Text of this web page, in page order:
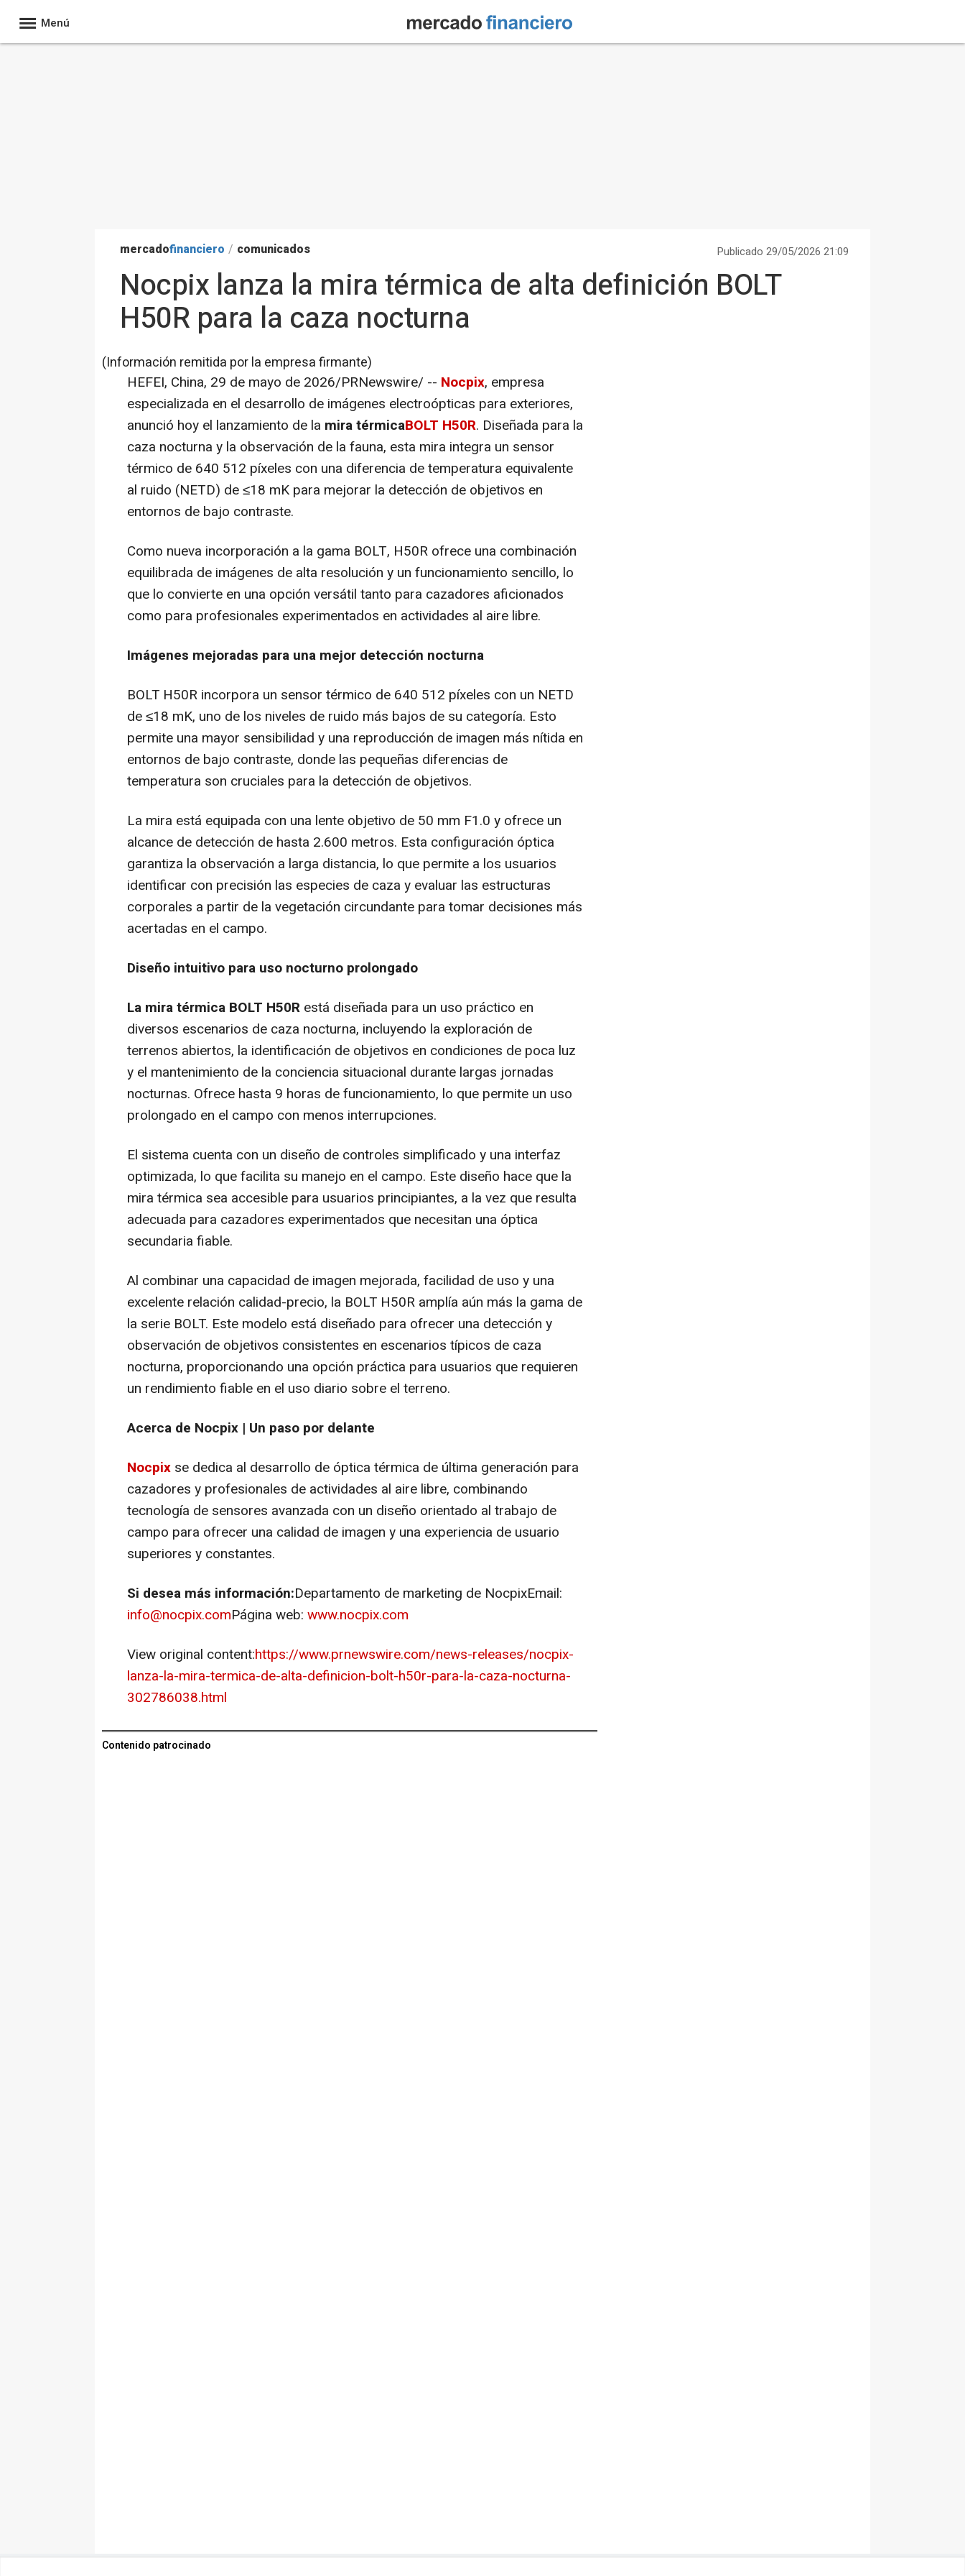
Menú
mercadofinanciero / comunicados Publicado 29/05/2026 21:09
Nocpix lanza la mira térmica de alta definición BOLT
H50R para la caza nocturna
(Información remitida por la empresa firmante)
HEFEI, China, 29 de mayo de 2026/PRNewswire/ -- Nocpix, empresa
especializada en el desarrollo de imágenes electroópticas para exteriores,
anunció hoy el lanzamiento de la mira térmicaBOLT H50R. Diseñada para la
caza nocturna y la observación de la fauna, esta mira integra un sensor
térmico de 640 512 píxeles con una diferencia de temperatura equivalente
al ruido (NETD) de ≤18 mK para mejorar la detección de objetivos en
entornos de bajo contraste.
Como nueva incorporación a la gama BOLT, H50R ofrece una combinación
equilibrada de imágenes de alta resolución y un funcionamiento sencillo, lo
que lo convierte en una opción versátil tanto para cazadores aficionados
como para profesionales experimentados en actividades al aire libre.
Imágenes mejoradas para una mejor detección nocturna
BOLT H50R incorpora un sensor térmico de 640 512 píxeles con un NETD
de ≤18 mK, uno de los niveles de ruido más bajos de su categoría. Esto
permite una mayor sensibilidad y una reproducción de imagen más nítida en
entornos de bajo contraste, donde las pequeñas diferencias de
temperatura son cruciales para la detección de objetivos.
La mira está equipada con una lente objetivo de 50 mm F1.0 y ofrece un
alcance de detección de hasta 2.600 metros. Esta configuración óptica
garantiza la observación a larga distancia, lo que permite a los usuarios
identificar con precisión las especies de caza y evaluar las estructuras
corporales a partir de la vegetación circundante para tomar decisiones más
acertadas en el campo.
Diseño intuitivo para uso nocturno prolongado
La mira térmica BOLT H50R está diseñada para un uso práctico en
diversos escenarios de caza nocturna, incluyendo la exploración de
terrenos abiertos, la identificación de objetivos en condiciones de poca luz
y el mantenimiento de la conciencia situacional durante largas jornadas
nocturnas. Ofrece hasta 9 horas de funcionamiento, lo que permite un uso
prolongado en el campo con menos interrupciones.
El sistema cuenta con un diseño de controles simplificado y una interfaz
optimizada, lo que facilita su manejo en el campo. Este diseño hace que la
mira térmica sea accesible para usuarios principiantes, a la vez que resulta
adecuada para cazadores experimentados que necesitan una óptica
secundaria fiable.
Al combinar una capacidad de imagen mejorada, facilidad de uso y una
excelente relación calidad-precio, la BOLT H50R amplía aún más la gama de
la serie BOLT. Este modelo está diseñado para ofrecer una detección y
observación de objetivos consistentes en escenarios típicos de caza
nocturna, proporcionando una opción práctica para usuarios que requieren
un rendimiento fiable en el uso diario sobre el terreno.
Acerca de Nocpix | Un paso por delante
Nocpix se dedica al desarrollo de óptica térmica de última generación para
cazadores y profesionales de actividades al aire libre, combinando
tecnología de sensores avanzada con un diseño orientado al trabajo de
campo para ofrecer una calidad de imagen y una experiencia de usuario
superiores y constantes.
Si desea más información:Departamento de marketing de NocpixEmail:
info@nocpix.comPágina web: www.nocpix.com
View original content:https://www.prnewswire.com/news-releases/nocpix-
lanza-la-mira-termica-de-alta-definicion-bolt-h50r-para-la-caza-nocturna-
302786038.html
Contenido patrocinado